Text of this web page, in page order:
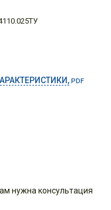
PDF
нужна консультация